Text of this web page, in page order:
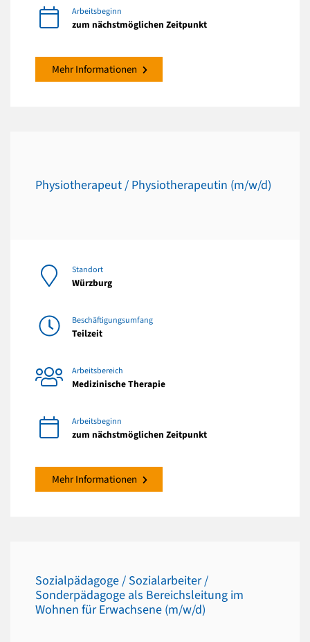
Arbeitsbeginn
zum nächstmöglichen Zeitpunkt
Mehr Informationen
Physiotherapeut / Physiotherapeutin (m/w/d)
Standort
Würzburg
Beschäftigungsumfang
Teilzeit
Arbeitsbereich
Medizinische Therapie
Arbeitsbeginn
zum nächstmöglichen Zeitpunkt
Mehr Informationen
Sozialpädagoge / Sozialarbeiter /
Sonderpädagoge als Bereichsleitung im
Wohnen für Erwachsene (m/w/d)